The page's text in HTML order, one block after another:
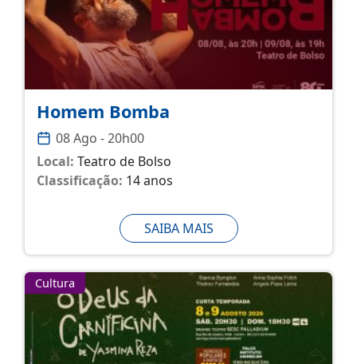
Homem Bomba
08 Ago - 20h00
Local: Teatro de Bolso
Classificação: 14 anos
SAIBA MAIS
Cultura